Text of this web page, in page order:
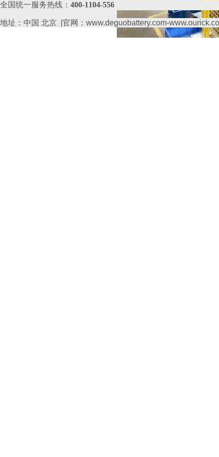
全国统一服务热线： 400-1104-556
地址：中国 北京 |官网：www.deguobattery.com-